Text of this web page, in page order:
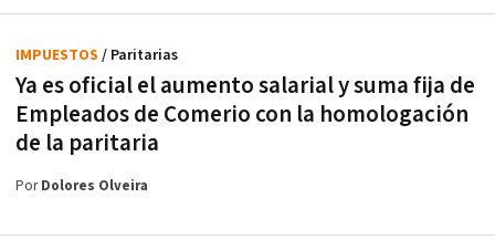
Ya es oficial el aumento salarial y suma fija de
Empleados de Comerio con la homologación
de la paritaria
IMPUESTOS / Paritarias
PorDolores Olveira